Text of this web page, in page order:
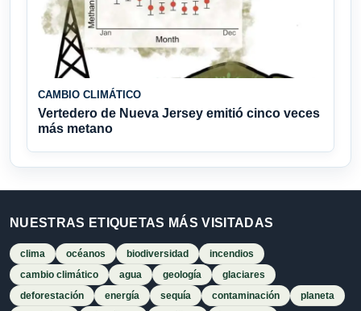
CAMBIO CLIMÁTICO
Vertedero de Nueva Jersey emitió cinco veces
más metano
NUESTRAS ETIQUETAS MÁS VISITADAS
clima océanos biodiversidad
incendios
cambio climático
agua geología
glaciares
deforestación
energía sequía contaminación
planeta